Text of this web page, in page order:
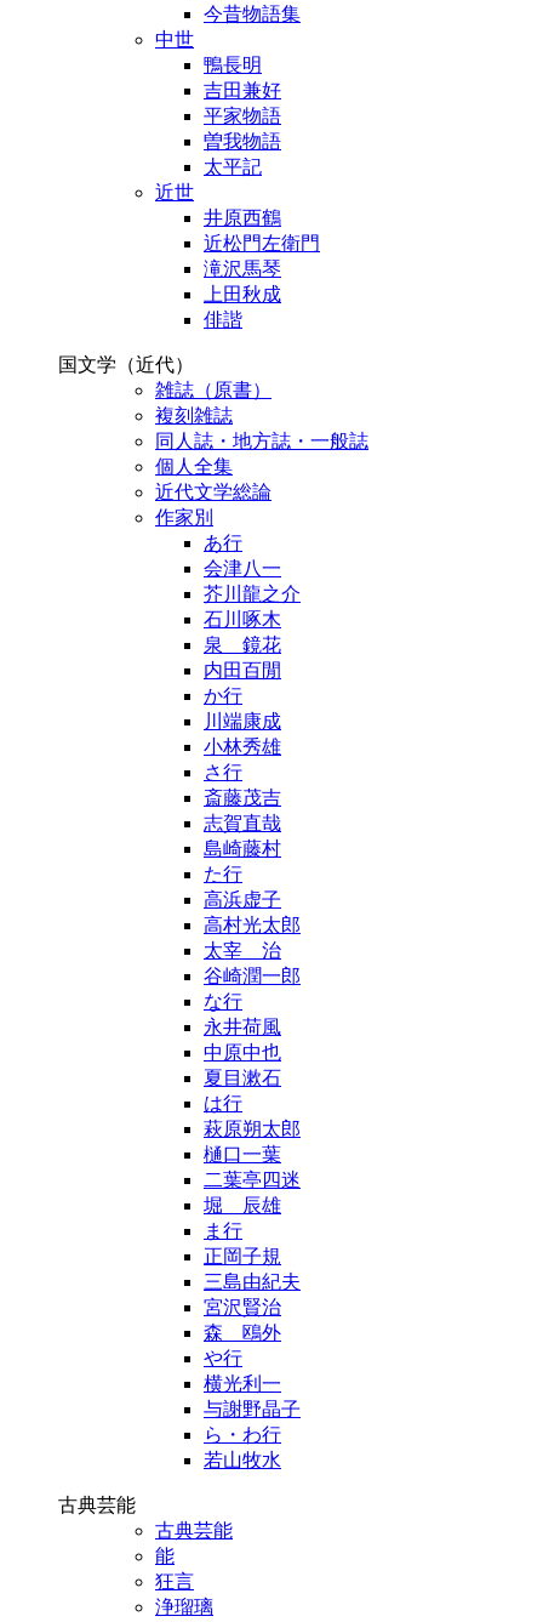
今昔物語集
中世
鴨長明
吉田兼好
平家物語
曽我物語
太平記
近世
井原西鶴
近松門左衛門
滝沢馬琴
上田秋成
俳諧
国文学（近代）
雑誌（原書）
複刻雑誌
同人誌・地方誌・一般誌
個人全集
近代文学総論
作家別
あ行
会津八一
芥川龍之介
石川啄木
泉 鏡花
内田百閒
か行
川端康成
小林秀雄
さ行
斎藤茂吉
志賀直哉
島崎藤村
た行
高浜虚子
高村光太郎
太宰 治
谷崎潤一郎
な行
永井荷風
中原中也
夏目漱石
は行
萩原朔太郎
樋口一葉
二葉亭四迷
堀 辰雄
ま行
正岡子規
三島由紀夫
宮沢賢治
森 鴎外
や行
横光利一
与謝野晶子
ら・わ行
若山牧水
古典芸能
古典芸能
能
狂言
浄瑠璃